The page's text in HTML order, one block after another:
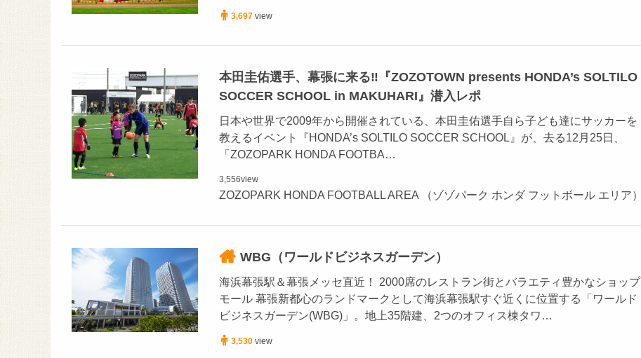
3,697 view
本田圭佑選手、幕張に来る‼『ZOZOTOWN presents HONDA’s SOLTILO
SOCCER SCHOOL in MAKUHARI』潜入レポ
日本や世界で2009年から開催されている、本田圭佑選手自ら子ども達にサッカーを
教えるイベント『HONDA’s SOLTILO SOCCER SCHOOL』が、去る12月25日、
「ZOZOPARK HONDA FOOTBA…
3,556view
ZOZOPARK HONDA FOOTBALL AREA （ゾゾパーク ホンダ フットボール エリア）
WBG（ワールドビジネスガーデン）
海浜幕張駅＆幕張メッセ直近！ 2000席のレストラン街とバラエティ豊かなショップ
モール 幕張新都心のランドマークとして海浜幕張駅すぐ近くに位置する「ワールド
ビジネスガーデン(WBG)」。地上35階建、2つのオフィス棟タワ…
3,530 view